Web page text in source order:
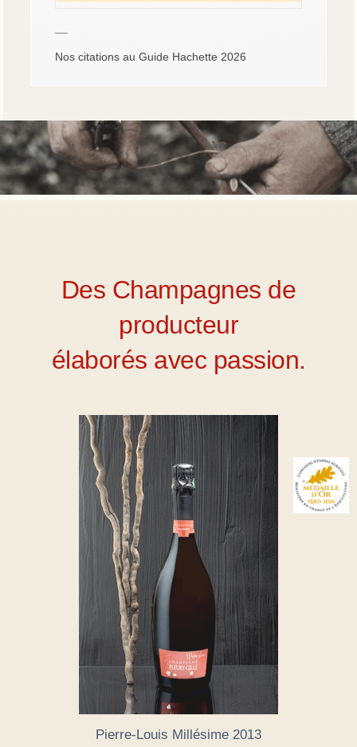
—
Nos citations au Guide Hachette 2026
Des Champagnes de
producteur
élaborés avec passion.
Pierre-Louis Millésime 2013